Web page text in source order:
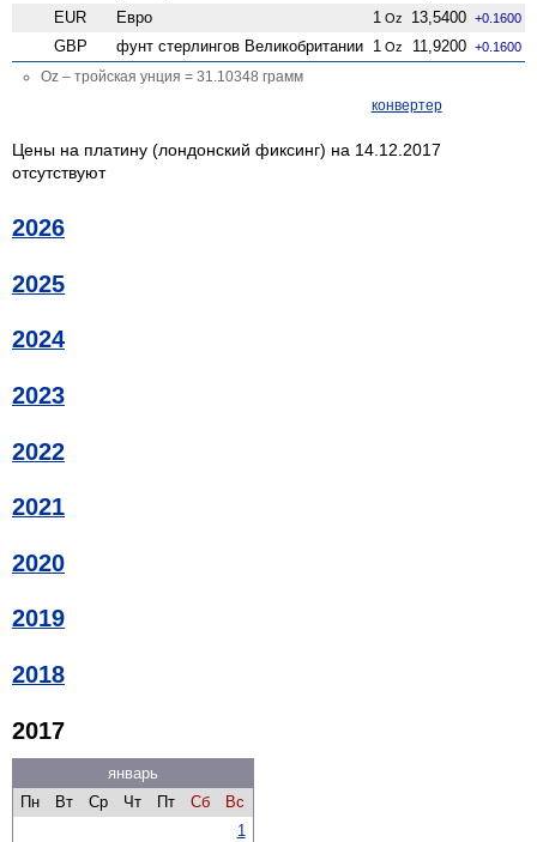
EUR Евро 1 Oz 13,5400 +0.1600
GBP фунт стерлингов Велико­британии 1 Oz 11,9200 +0.1600
Oz – тройская унция = 31.10348 грамм
конвертер
Цены на платину (лондонский фиксинг) на 14.12.2017
отсутствуют
2026
2025
2024
2023
2022
2021
2020
2019
2018
2017
январь
Пн
Вт Ср Чт Пт Сб
Вс
1